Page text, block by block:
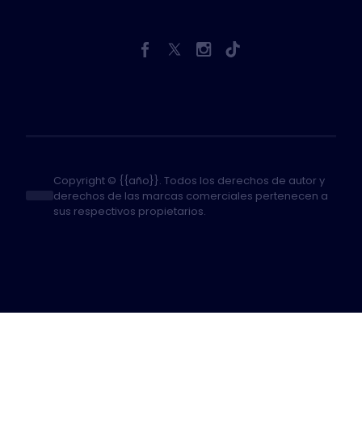
Copyright © {{año}}. Todos los derechos de autor y
derechos de las marcas comerciales pertenecen a
sus respectivos propietarios.